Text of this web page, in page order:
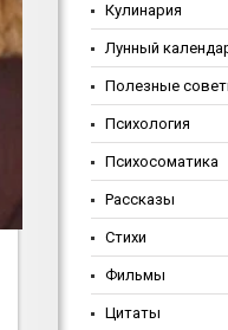
Кулинария
Лунный
Полезные
Психология
Психосоматика
Рассказы
Стихи
Фильмы
Цитаты